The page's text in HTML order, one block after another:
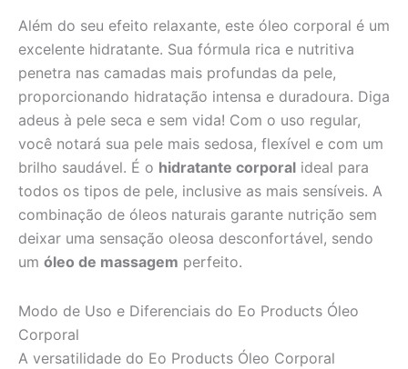
Além do seu efeito relaxante, este óleo corporal é um
excelente hidratante. Sua fórmula rica e nutritiva
penetra nas camadas mais profundas da pele,
proporcionando hidratação intensa e duradoura. Diga
adeus à pele seca e sem vida! Com o uso regular,
você notará sua pele mais sedosa, flexível e com um
brilho saudável. É o hidratante corporal ideal para
todos os tipos de pele, inclusive as mais sensíveis. A
combinação de óleos naturais garante nutrição sem
deixar uma sensação oleosa desconfortável, sendo
um óleo de massagem perfeito.
Modo de Uso e Diferenciais do Eo Products Óleo
Corporal
A versatilidade do Eo Products Óleo Corporal